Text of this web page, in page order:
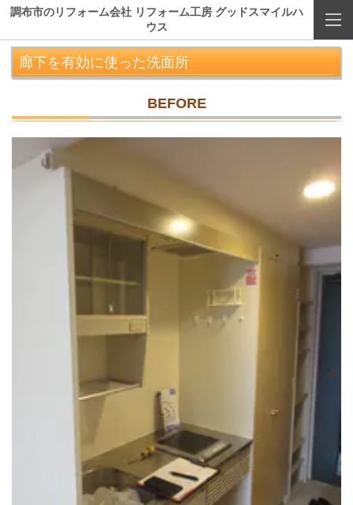
調布市のリフォーム会社 リフォーム工房 グッドスマイルハ
ウス
廊下を有効に使った洗面所
BEFORE